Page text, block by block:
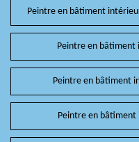
Peintre en bâtiment
Peintre en
Peintre en bâtiment
Peintre en